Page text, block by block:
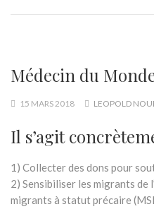
Médecin du
15 MARS 2018 LEOPOLD
Il s’agit
1) Collecter des dons pour
2) Sensibiliser les migrants de
migrants à statut précaire